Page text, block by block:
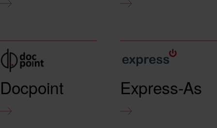
Docpoint Express-As